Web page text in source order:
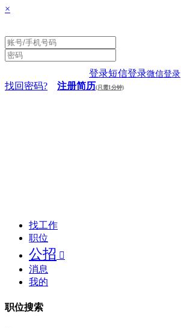
×
登录短信登录微信登录
找回密码? 注册简历(只需1分钟)
找工作
职位
公招 
消息
我的
职位搜索